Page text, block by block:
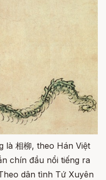
là 相柳, theo Hán Việt
chín đầu nổi tiếng ra
dân tình Tứ Xuyên